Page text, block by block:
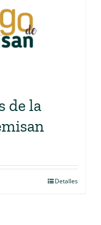
de la
Detalles